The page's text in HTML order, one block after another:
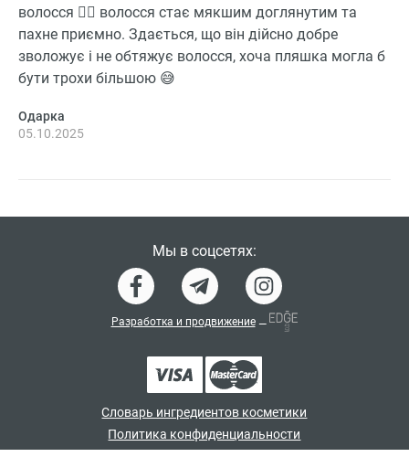
волосся 💁‍♀️ волосся стає мякшим доглянутим та
пахне приємно. Здається, що він дійсно добре
зволожує і не обтяжує волосся, хоча пляшка могла б
бути трохи більшою 😅
Одарка
05.10.2025
Словарь ингредиентов косметики
Политика конфиденциальности
Мы в соцсетях:
Разработка и продвижение —